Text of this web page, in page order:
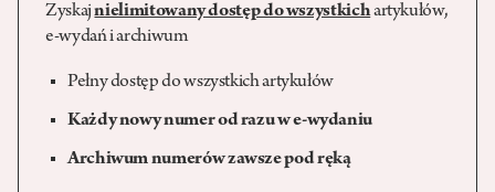
Zyskajnielimitowany dostęp do wszystkichartykułów,
e-wydań i archiwum
Pełny dostęp do wszystkich artykułów
Każdy nowy numer od razu w e-wydaniu
Archiwum numerów zawsze pod ręką